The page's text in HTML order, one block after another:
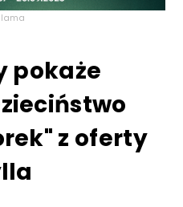
pokaże
z oferty